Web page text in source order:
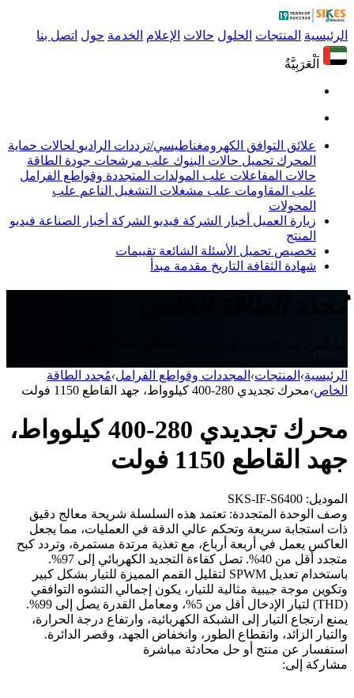
الرئيسية المنتجات الحلول حالات الإعلام الخدمة حول اتصل بنا
اَلْعَرَبِيَّةُ
علائق التوافق الكهرومغناطيسي/ترددات الراديو لحالات حماية
المحرك تحميل حالات البنوك علب مرشحات جودة الطاقة
حالات المفاعلات علب المولدات المتجددة وقواطع الفرامل
علب المقاومات علب مشغلات التشغيل الناعم علب
المحولات
زيارة العميل أخبار الشركة فيديو الشركة أخبار الصناعة فيديو
المنتج
تخصيص تحميل الأسئلة الشائعة تقييمات
شهادة الثقافة التاريخ مقدمة مبدأ
الرئيسية› المنتجات› المجددات وقواطع الفرامل›مُجدد الطاقة
الخاص›محرك تجديدي 280-400 كيلوواط، جهد القاطع 1150 فولت
محرك تجديدي 280-400 كيلوواط،
جهد القاطع 1150 فولت
الموديل: SKS-IF-S6400
وصف الوحدة المتجددة: تعتمد هذه السلسلة شريحة معالج دقيق
ذات استجابة سريعة وتحكم عالي الدقة في العمليات، مما يجعل
العاكس يعمل في أربعة أرباع، مع تغذية مرتدة مستمرة، وتردد كبح
متجدد أقل من 40%. تصل كفاءة التجديد الكهربائي إلى 97%.
باستخدام تعديل SPWM لتقليل القمم المميزة للتيار بشكل كبير
وتكوين موجة جيبية مثالية للتيار، يكون إجمالي التشوه التوافقي
(THD) لتيار الإدخال أقل من 5%، ومعامل القدرة يصل إلى 99%.
يمنع ارتجاع التيار إلى الشبكة الكهربائية، وارتفاع درجة الحرارة،
والتيار الزائد، وانقطاع الطور، وانخفاض الجهد، وقصر الدائرة.
استفسار عن منتج أو حل محادثة مباشرة
مشاركة إلى: